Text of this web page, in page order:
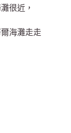
很近，
海灘走走